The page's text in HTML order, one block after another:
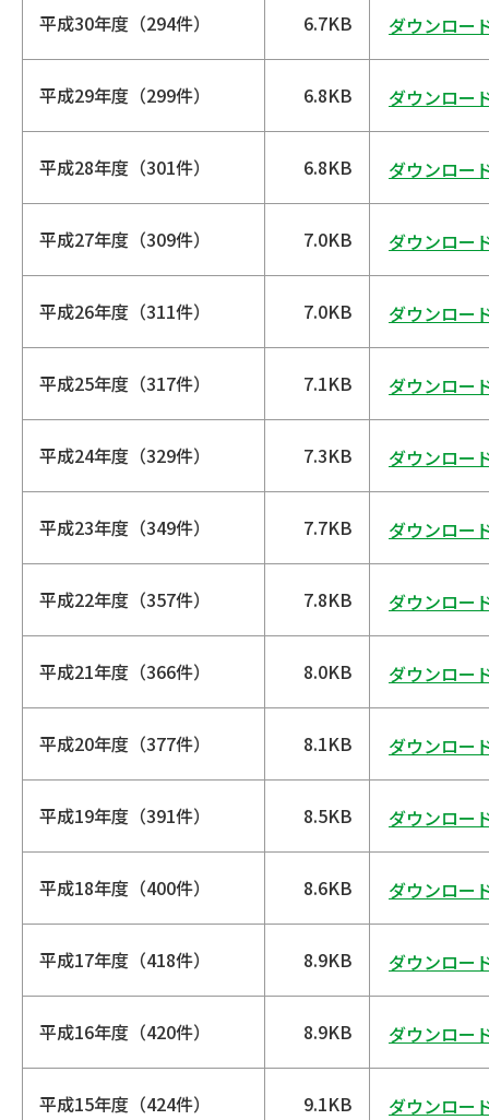
平成30年度（294件） 6.7KB ダウンロー
平成29年度（299件） 6.8KB ダウンロー
平成28年度（301件） 6.8KB ダウンロー
平成27年度（309件） 7.0KB ダウンロー
平成26年度（311件） 7.0KB ダウンロー
平成25年度（317件） 7.1KB ダウンロー
平成24年度（329件） 7.3KB ダウンロー
平成23年度（349件） 7.7KB ダウンロー
平成22年度（357件） 7.8KB ダウンロー
平成21年度（366件） 8.0KB ダウンロー
平成20年度（377件） 8.1KB ダウンロー
平成19年度（391件） 8.5KB ダウンロー
平成18年度（400件） 8.6KB ダウンロー
平成17年度（418件） 8.9KB ダウンロー
平成16年度（420件） 8.9KB ダウンロー
平成15年度（424件） 9.1KB ダウンロー